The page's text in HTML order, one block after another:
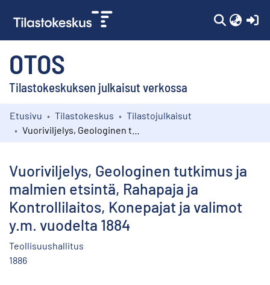
OTOS
Tilastokeskuksen julkaisut verkossa
Kokoelmat
Etusivu Tilastokeskus
Tilastojulkaisut
Vuoriviljelys, Geologinen tutkimus ja
malmien etsintä, Rahapaja ja
Kontrollilaitos, Konepajat ja valimot
y.m. vuodelta 1884
Teollisuushallitus
1886